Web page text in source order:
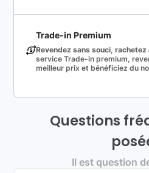
Trade-in Premium
Revendez sans souci, rachetez
service Trade-in premium,
meilleur prix et bénéficiez du
Questions
Il est question